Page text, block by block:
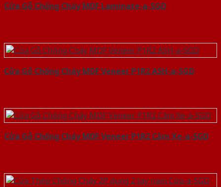
Cửa Gỗ Chống Cháy MDF Laminate-a-SGD
Cửa Gỗ Chống Cháy MDF Veneer P1R2 ASH-a-SGD
Cửa Gỗ Chống Cháy MDF Veneer P1R2 Căm Xe-a-SGD